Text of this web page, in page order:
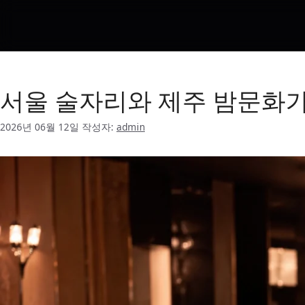
서울 술자리와 제주 밤문화
2026년 06월 12일 작성자: admin